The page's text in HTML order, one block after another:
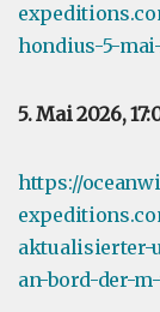
hondius-5-
5. Mai 2026,
https://
aktualisierter-
an-bord-der-